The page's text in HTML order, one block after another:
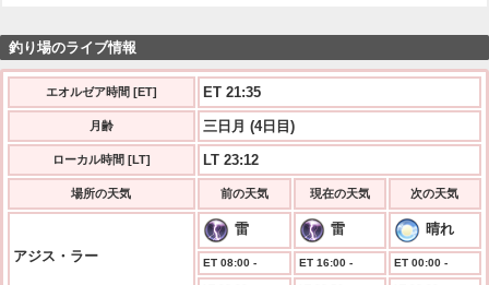
釣り場のライブ情報
エオルゼア時間 [ET] ET 21:35
月齢 三日月 (4日目)
ローカル時間 [LT] LT 23:12
場所の天気 前の天気 現在の天気 次の天気
アジス・ラー
雷 雷 晴れ
ET 08:00 - ET 16:00 - ET 00:00 -